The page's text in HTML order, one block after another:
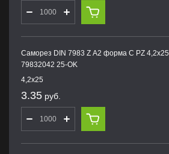
Саморез DIN 7983 Z А2 форма С PZ 4,2х25
79832042 25-OK
4,2х25
3.35 руб.